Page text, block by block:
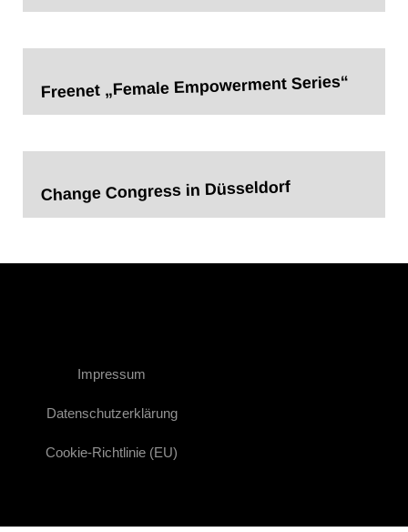
Freenet „Female Empowerment Series“
Change Congress in Düsseldorf
Impressum
Datenschutzerklärung
Cookie-Richtlinie (EU)